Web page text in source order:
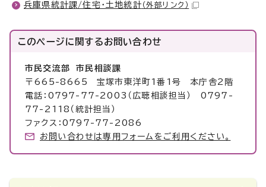
兵庫県統計課/住宅・土地統計 （外部リンク）
このページに関するお問い合わせ
市民交流部 市民相談課
〒665-8665 宝塚市東洋町1番1号 本庁舎2階
電話：0797-77-2003（広聴相談担当） 0797-
77-2118（統計担当）
ファクス：0797-77-2086
お問い合わせは専用フォームをご利用ください。